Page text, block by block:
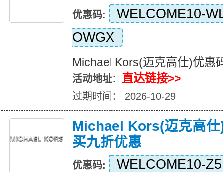
优惠码:
WELCOME10-
OWGX
Michael Kors(迈克高仕)优惠
活动地址： 直达链接>>
过期时间： 2026-10-29
Michael Kors(迈克高仕
买九折优惠
优惠码:
WELCOME10-